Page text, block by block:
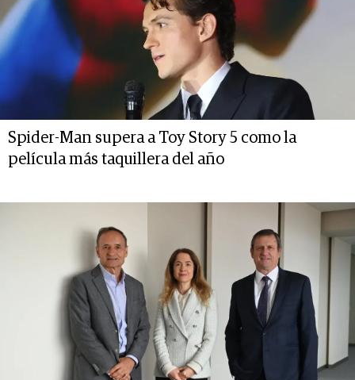
Spider-Man supera a Toy Story 5 como la
película más taquillera del año